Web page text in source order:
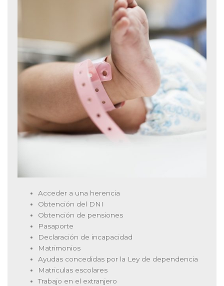
Acceder a una herencia
Obtención del DNI
Obtención de pensiones
Pasaporte
Declaración de incapacidad
Matrimonios
Ayudas concedidas por la Ley de dependencia
Matriculas escolares
Trabajo en el extranjero